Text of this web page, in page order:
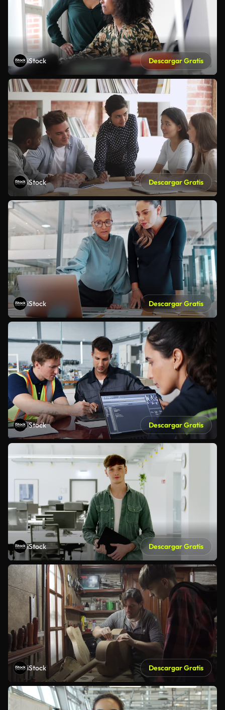
iStock Descargar Gratis
iStock Descargar Gratis
iStock Descargar Gratis
iStock Descargar Gratis
iStock Descargar Gratis
iStock Descargar Gratis